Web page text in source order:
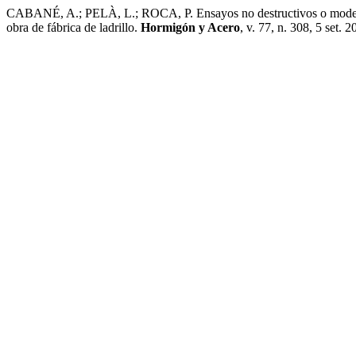
CABANÉ, A.; PELÀ, L.; ROCA, P. Ensayos no destructivos o
obra de fábrica de ladrillo. Hormigón y Acero, v. 77, n. 308, 5 set.